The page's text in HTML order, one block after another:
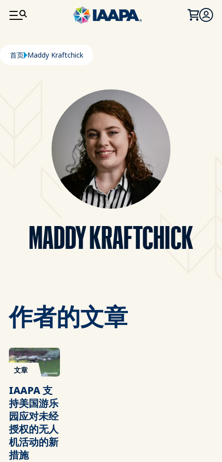
跳转到主要内容
面包屑
首页 Maddy Kraftchick
MADDY KRAFTCHICK
作者的文章
文章
IAAPA 支
持美国游乐
园应对未经
授权的无人
机活动的新
措施